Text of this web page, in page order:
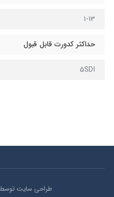
1-13
حداکثر کدورت قابل قبول
5SDI
طراحی سایت